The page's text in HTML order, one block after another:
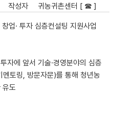
작성자
귀농귀촌센터 [ ☎ ]
· 투자 심층컨설팅 지원사업
자에 앞서 기술·경영분야의 심층
토링, 방문자문)를 통해 청년농
유도